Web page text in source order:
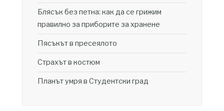
Блясък без петна: как да се грижим
правилно за приборите за хранене
Пясъкът в пресеялото
Страхът в костюм
Планът умря в Студентски град